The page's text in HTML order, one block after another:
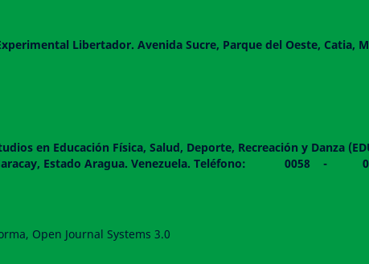
Libertador. Avenida Sucre, Parque del Oeste, Catia,
en Educación Física, Salud, Deporte, Recreación y Danza
Maracay, Estado Aragua. Venezuela. Teléfono:
Open Journal Systems 3.0